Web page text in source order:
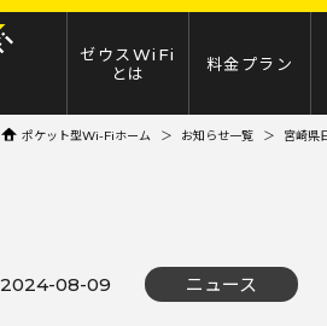
ゼウスWiFi
とは
料金プラン
ポケット型Wi-Fiホーム お知らせ一覧 宮崎県
2024-08-09 ニュース